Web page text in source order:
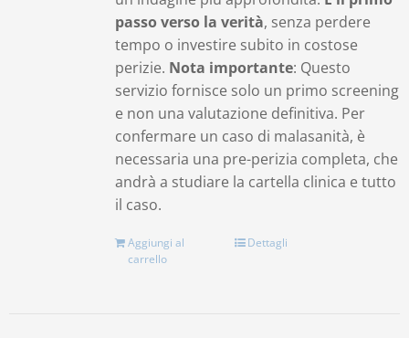
passo verso la verità, senza perdere
tempo o investire subito in costose
perizie. Nota importante: Questo
servizio fornisce solo un primo screening
e non una valutazione definitiva. Per
confermare un caso di malasanità, è
necessaria una pre-perizia completa, che
andrà a studiare la cartella clinica e tutto
il caso.
Aggiungi al
carrello
Dettagli